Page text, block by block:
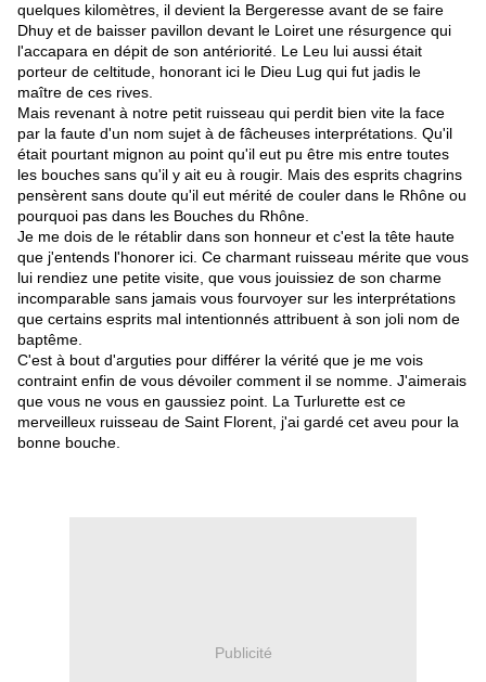
quelques kilomètres, il devient la Bergeresse avant de se faire
Dhuy et de baisser pavillon devant le Loiret une résurgence qui
l'accapara en dépit de son antériorité. Le Leu lui aussi était
porteur de celtitude, honorant ici le Dieu Lug qui fut jadis le
maître de ces rives.
Mais revenant à notre petit ruisseau qui perdit bien vite la face
par la faute d'un nom sujet à de fâcheuses interprétations. Qu'il
était pourtant mignon au point qu'il eut pu être mis entre toutes
les bouches sans qu'il y ait eu à rougir. Mais des esprits chagrins
pensèrent sans doute qu'il eut mérité de couler dans le Rhône ou
pourquoi pas dans les Bouches du Rhône.
Je me dois de le rétablir dans son honneur et c'est la tête haute
que j'entends l'honorer ici. Ce charmant ruisseau mérite que vous
lui rendiez une petite visite, que vous jouissiez de son charme
incomparable sans jamais vous fourvoyer sur les interprétations
que certains esprits mal intentionnés attribuent à son joli nom de
baptême.
C'est à bout d'arguties pour différer la vérité que je me vois
contraint enfin de vous dévoiler comment il se nomme. J'aimerais
que vous ne vous en gaussiez point. La Turlurette est ce
merveilleux ruisseau de Saint Florent, j'ai gardé cet aveu pour la
bonne bouche.
Publicité